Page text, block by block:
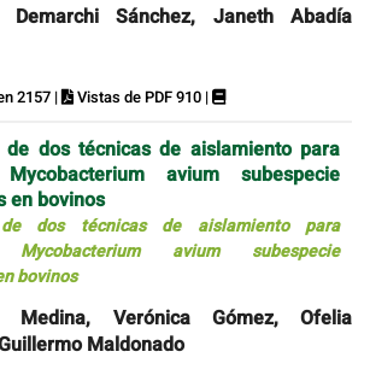
Demarchi Sánchez, Janeth Abadía
2157 | Vistas de PDF 910 |
de dos técnicas de aislamiento para
avium subespecie
en bovinos
de dos técnicas de aislamiento para
avium subespecie
bovinos
Medina, Verónica Gómez, Ofelia
Maldonado